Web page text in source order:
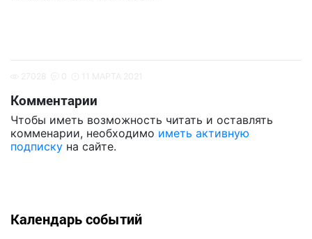
Комментарии
Чтобы иметь возможность читать и оставлять
комменарии, необходимо иметь активную
подписку на сайте.
Календарь событий